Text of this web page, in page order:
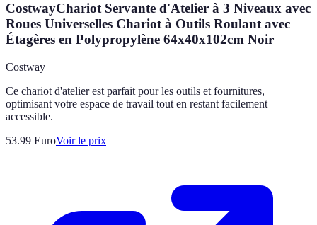
CostwayChariot Servante d'Atelier à 3 Niveaux avec
Roues Universelles Chariot à Outils Roulant avec
Étagères en Polypropylène 64x40x102cm Noir
Costway
Ce chariot d'atelier est parfait pour les outils et fournitures,
optimisant votre espace de travail tout en restant facilement
accessible.
53.99 EuroVoir le prix